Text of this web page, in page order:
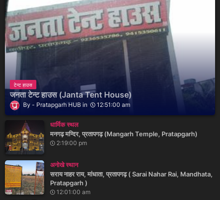
टेन्ट हाउस
जनता टेन्ट हाउस (Janta Tent House)
Pratapgarh HUB 12:51:00 am
धार्मिक स्थल
मनगढ़ मन्दिर, प्रतापगढ़ (Mangarh Temple, Pratapgarh)
2:19:00 pm
अनोखे स्थान
सराय नाहर राय, मांधाता, प्रतापगढ़ ( Sarai Nahar Rai, Mandhata,
Pratapgarh )
12:01:00 am